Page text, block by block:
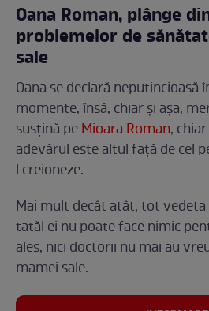
Oana Roman, plânge
problemelor de
sale
Oana se declară neputincioasă
momente, însă, chiar și așa,
susțină peMioara Roman,
adevărul este altul față de cel
l creioneze.
Mai mult decât atât, tot
tatăl ei nu poate face nimic
ales, nici doctorii nu mai au
mamei sale.